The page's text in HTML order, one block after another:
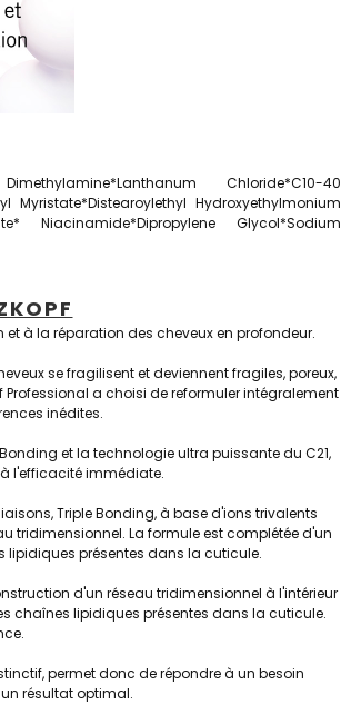
Chloride*C10-40
Myristate*Distearoylethyl Hydroxyethylmonium
Niacinamide*Dipropylene Glycol*Sodium
à la réparation des cheveux en profondeur.
se fragilisent et deviennent fragiles, poreux,
a choisi de reformuler intégralement
inédites.
et la technologie ultra puissante du C21,
l'efficacité immédiate.
Triple Bonding, à base d'ions trivalents
tridimensionnel. La formule est complétée d'un
lipidiques présentes dans la cuticule.
d'un réseau tridimensionnel à l'intérieur
chaînes lipidiques présentes dans la cuticule.
permet donc de répondre à un besoin
résultat optimal.